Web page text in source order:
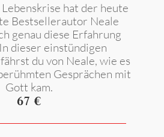
hat der heute
Bestsellerautor Neale
genau diese Erfahrung
dieser einstündigen
du von Neale, wie es
Gesprächen mit
Gott kam.
67 €